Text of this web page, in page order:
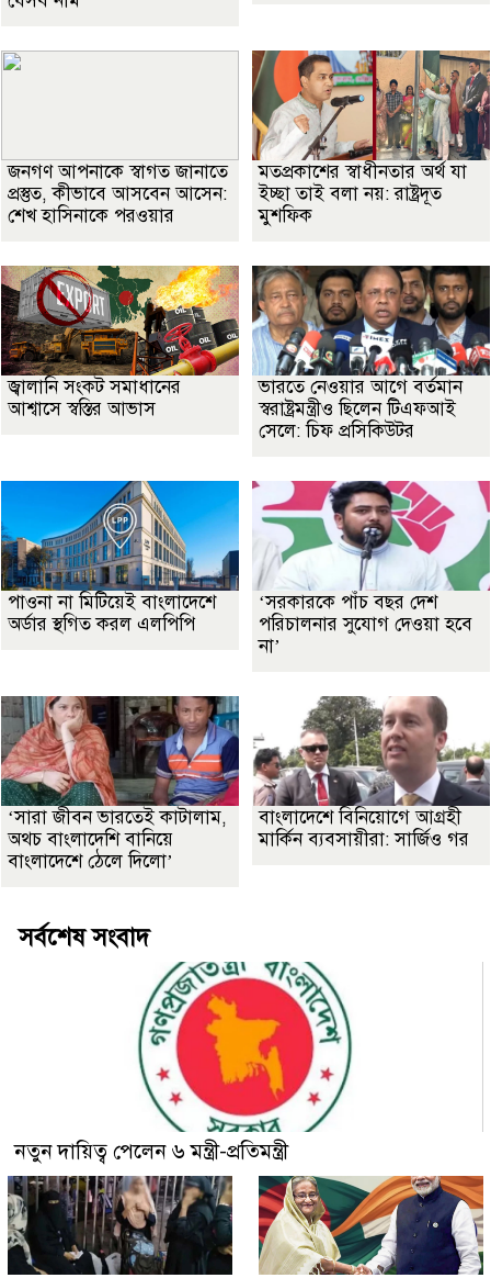
জনগণ আপনাকে স্বাগত জানাতে
প্রস্তুত, কীভাবে আসবেন আসেন:
শেখ হাসিনাকে পরওয়ার
মতপ্রকাশের স্বাধীনতার অর্থ যা
ইচ্ছা তাই বলা নয়: রাষ্ট্রদূত
মুশফিক
জ্বালানি সংকট সমাধানের
আশ্বাসে স্বস্তির আভাস
ভারতে নেওয়ার আগে বর্তমান
স্বরাষ্ট্রমন্ত্রীও ছিলেন টিএফআই
সেলে: চিফ প্রসিকিউটর
পাওনা না মিটিয়েই বাংলাদেশে
অর্ডার স্থগিত করল এলপিপি
‘সরকারকে পাঁচ বছর দেশ
পরিচালনার সুযোগ দেওয়া হবে
না’
‘সারা জীবন ভারতেই কাটালাম,
অথচ বাংলাদেশি বানিয়ে
বাংলাদেশে ঠেলে দিলো’
বাংলাদেশে বিনিয়োগে আগ্রহী
মার্কিন ব্যবসায়ীরা: সার্জিও গর
সর্বশেষ সংবাদ
নতুন দায়িত্ব পেলেন ৬ মন্ত্রী-প্রতিমন্ত্রী